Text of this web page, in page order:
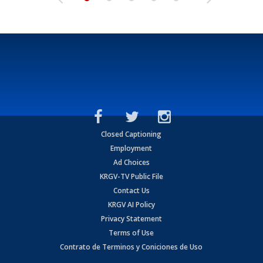
Closed Captioning
Employment
Ad Choices
KRGV-TV Public File
Contact Us
KRGV AI Policy
Privacy Statement
Terms of Use
Contrato de Terminos y Coniciones de Uso